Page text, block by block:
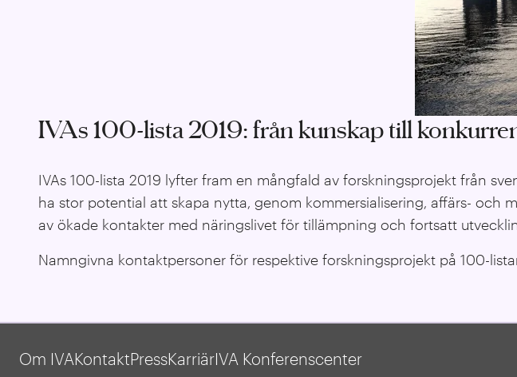
IVAs 100-lista 2019: från kunskap till
IVAs 100-lista 2019 lyfter fram en mångfald av forskningsprojekt från
ha stor potential att skapa nytta, genom kommersialisering, affärs- och
av ökade kontakter med näringslivet för tillämpning och fortsatt
Namngivna kontaktpersoner för respektive forskningsprojekt på 100-
Om IVAKontaktPressKarriärIVA Konferenscenter